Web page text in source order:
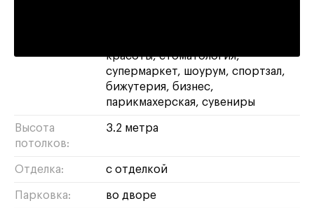
красоты стоматология
супермаркет
шоурум спортзал
бижутерия бизнес
парикмахерская сувениры
Высота
потолков:
3.2 метра
Отделка: с отделкой
Парковка: во дворе